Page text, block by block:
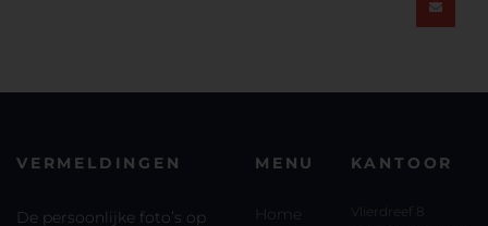
VERMELDINGEN
De persoonlijke foto’s op
MENU
Home
KANTOOR
Vlierdreef 8